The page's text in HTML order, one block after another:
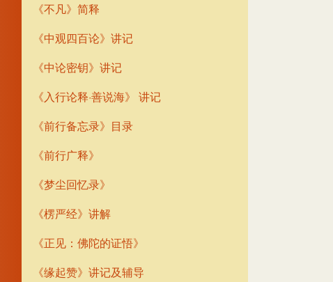
《不凡》简释
《中观四百论》讲记
《中论密钥》讲记
《入行论释·善说海》 讲记
《前行备忘录》目录
《前行广释》
《梦尘回忆录》
《楞严经》讲解
《正见：佛陀的证悟》
《缘起赞》讲记及辅导